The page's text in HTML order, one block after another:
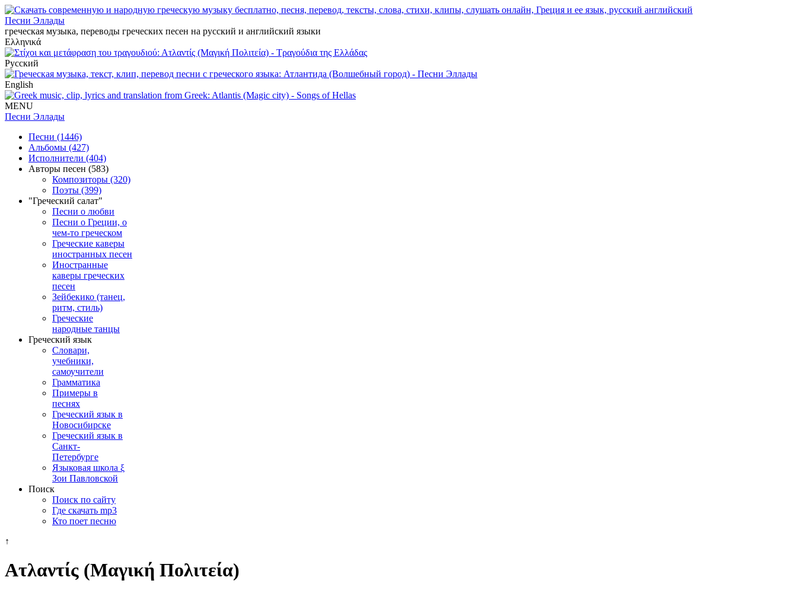
Песни Эллады
греческая музыка, переводы греческих песен на русский и английский языки
Ελληνικά
Русский
English
MENU
Песни Эллады
Песни (1446)
Альбомы (427)
Исполнители (404)
Авторы песен (583)
Композиторы (320)
Поэты (399)
"Греческий салат"
Песни о любви
Песни о Греции, о
чем-то греческом
Греческие каверы
иностранных песен
Иностранные
каверы греческих
песен
Зейбекико (танец,
ритм, стиль)
Греческие
народные танцы
Греческий язык
Словари,
учебники,
самоучители
Грамматика
Примеры в
песнях
Греческий язык в
Новосибирске
Греческий язык в
Санкт-
Петербурге
Языковая школа ξ
Зои Павловской
Поиск
Поиск по сайту
Где скачать mp3
Кто поет песню
↑
Ατλαντίς (Μαγική Πολιτεία)